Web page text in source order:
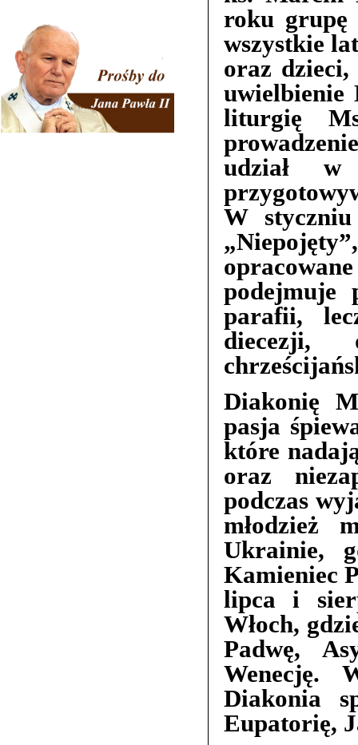
roku
wszystkie
oraz
uwielbienie
liturgię
udział
W
podejmuje
parafii,
diecezji,
Diakonię
pasja
które
oraz
podczas
młodzież
Ukrainie,
Kamieniec
lipca i
Włoch,
Padwę,
Wenecję.
Diakonia
Eupatorię,